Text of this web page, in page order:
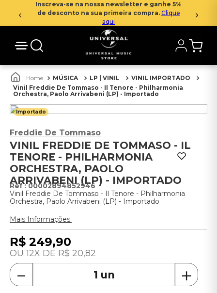
Inscreva-se na nossa newsletter e ganhe 5%
de desconto na sua primeira compra. Clique
aqui
MÚSICA LP | VINIL
VINIL IMPORTADO
Vinil Freddie De Tommaso - Il Tenore - Philharmonia
Orchestra, Paolo Arrivabeni (LP) - Importado
Importado
Freddie De Tommaso
VINIL FREDDIE DE TOMMASO - IL
TENORE - PHILHARMONIA
ORCHESTRA, PAOLO
ARRIVABENI (LP) - IMPORTADO
:00002894852946
Vinil Freddie De Tommaso - Il Tenore - Philharmonia
Orchestra, Paolo Arrivabeni (LP) - Importado
Mais Informações.
R$ 249,90
12 R$ 20,82
＋
－